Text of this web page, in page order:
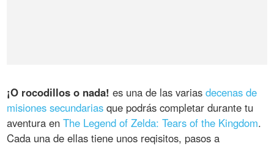
¡O rocodillos o nada! es una de las variasdecenas de
misiones secundarias que podrás completar durante tu
aventura enThe Legend of Zelda: Tears of the Kingdom.
Cada una de ellas tiene unos reqisitos, pasos a